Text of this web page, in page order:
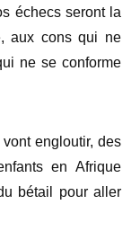
échecs seront la
aux cons qui ne
ne se conforme
engloutir, des
en Afrique
bétail pour aller